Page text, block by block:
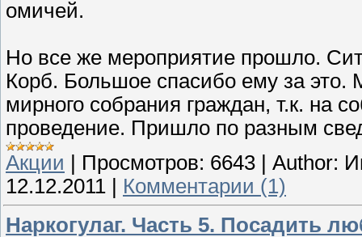
омичей.
Но все же мероприятие прошло.
Корб. Большое спасибо ему за
мирного собрания граждан, т.к. на
проведение. Пришло по разным
Акции
Просмотров: 6643 Author:
12.12.2011
Комментарии (1)
Наркогулаг. Часть 5. Посадить